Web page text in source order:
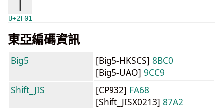
U+2F01
東亞編碼資訊
Big5 [Big5-HKSCS] 8BC0
[Big5-UAO] 9CC9
Shift_JIS
[CP932] FA68
[Shift_JISX0213] 87A2